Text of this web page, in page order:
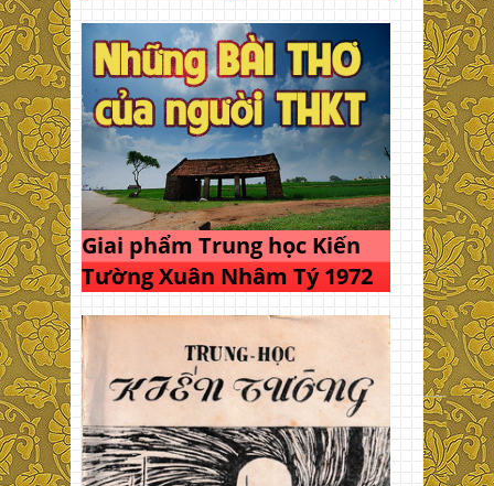
Giai phẩm Trung học Kiến
Tường Xuân Nhâm Tý 1972